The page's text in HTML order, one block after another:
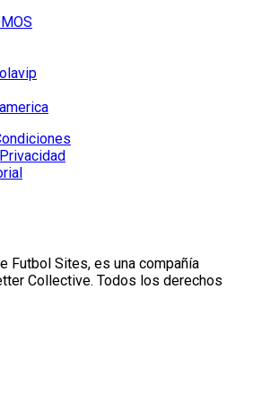
Futbol Sites, es una compañía
Collective. Todos los derechos